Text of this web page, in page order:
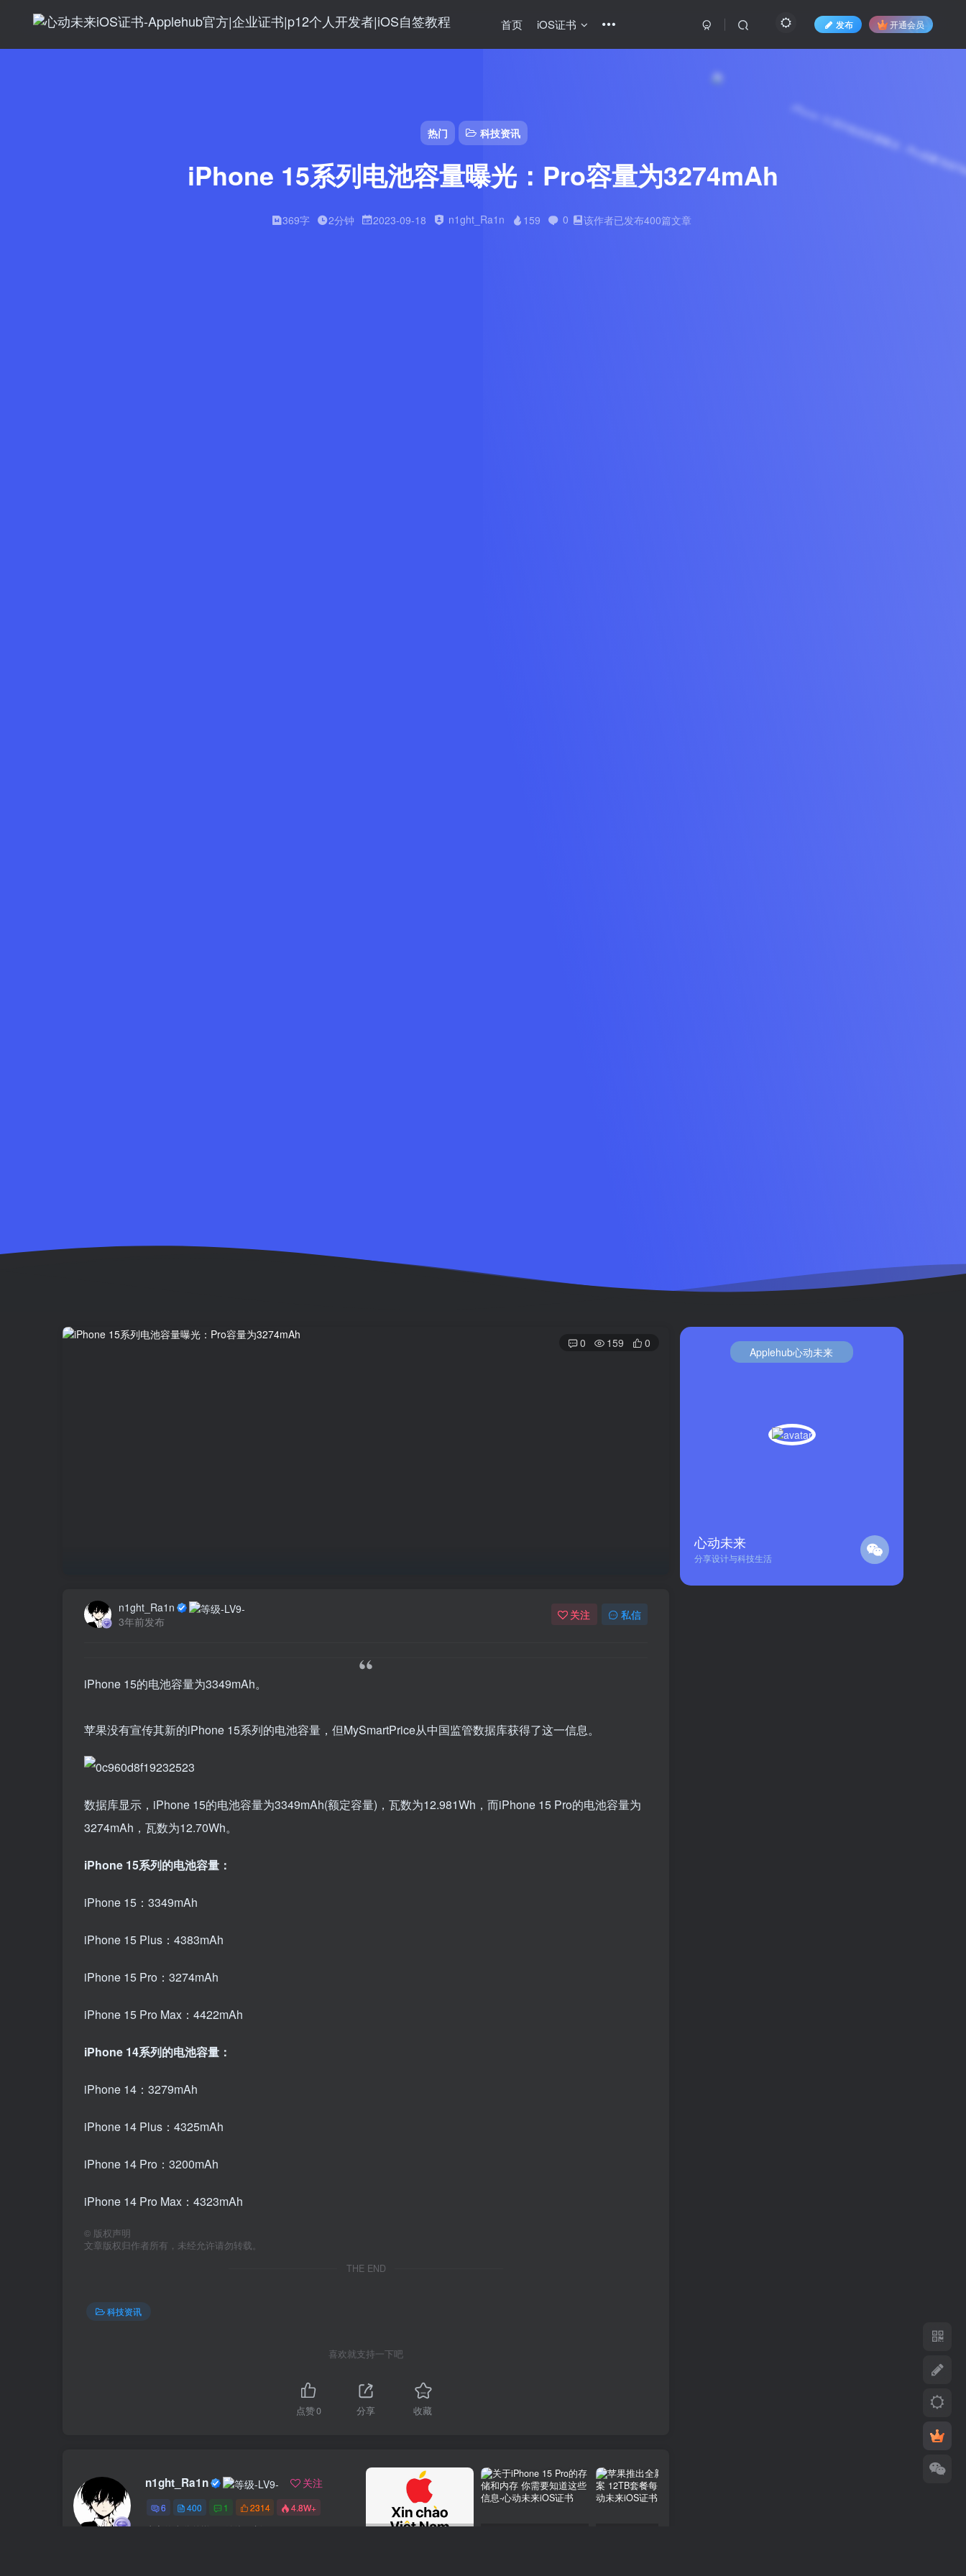
热门 科技资讯
iPhone 15系列电池容量曝光：Pro容量为3274mAh
369字 2分钟 2023-09-18 n1ght_Ra1n 159 0 该作者已发布400篇文章
首页 iOS证书 发布 开通会员
0 159 0
n1ght_Ra1n
3年前发布
关注 私信
iPhone 15的电池容量为3349mAh。
苹果没有宣传其新的iPhone 15系列的电池容量，但MySmartPrice从中国监管数据库获得了这一信息。
数据库显示，iPhone 15的电池容量为3349mAh(额定容量)，瓦数为12.981Wh，而iPhone 15 Pro的电池容量为
3274mAh，瓦数为12.70Wh。
iPhone 15系列的电池容量：
iPhone 15：3349mAh
iPhone 15 Plus：4383mAh
iPhone 15 Pro：3274mAh
iPhone 15 Pro Max：4422mAh
iPhone 14系列的电池容量：
iPhone 14：3279mAh
iPhone 14 Plus：4325mAh
iPhone 14 Pro：3200mAh
iPhone 14 Pro Max：4323mAh
© 版权声明
文章版权归作者所有，未经允许请勿转载。
THE END
科技资讯
喜欢就支持一下吧
点赞0 分享 收藏
n1ght_Ra1n 关注
6 400 1 2314 4.8W+
这家伙十分的懒.....随缘更新
Applehub心动未来
心动未来
分享设计与科技生活